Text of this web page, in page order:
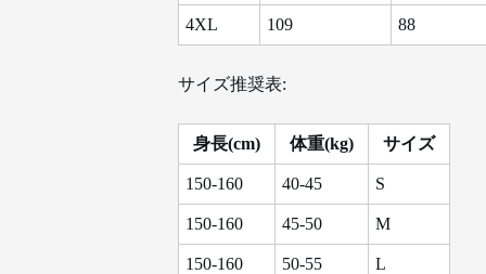
4XL 109 88
サイズ推奨表:
身長(cm) 体重(kg) サイズ
150-160 40-45 S
150-160 45-50 M
150-160 50-55 L